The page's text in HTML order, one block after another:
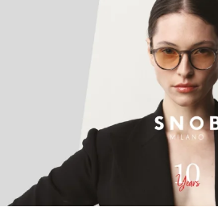
UNISEX
herkes için tasarlanan bu
gözlük; hafif, dayanıklı ve
korur.